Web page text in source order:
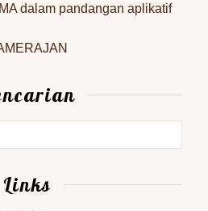
dalam pandangan aplikatif
Links